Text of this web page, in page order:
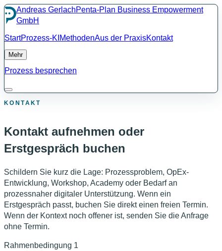
Andreas GerlachPenta-Plan Business Empowerment
GmbH
StartProzess-KI MethodenAus der PraxisKontakt
Mehr
Prozess besprechen
KONTAKT
Kontakt aufnehmen oder
Erstgespräch buchen
Schildern Sie kurz die Lage: Prozessproblem, OpEx-
Entwicklung, Workshop, Academy oder Bedarf an
prozessnaher digitaler Unterstützung. Wenn ein
Erstgespräch passt, buchen Sie direkt einen freien Termin.
Wenn der Kontext noch offener ist, senden Sie die Anfrage
ohne Termin.
Rahmenbedingung 1